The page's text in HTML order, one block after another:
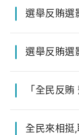
選舉反賄選
選舉反賄選
「全民反
全民來相挺